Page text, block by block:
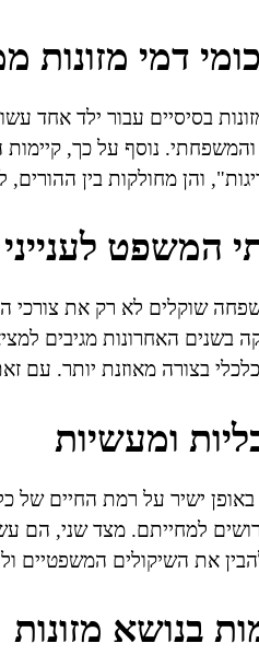
דמי מזונות
נוסף על כך, קיימות
והן מחולקות בין ההורים,
המשפט
שוקלים לא רק את צורכי
בשנים האחרונות מגיבים
בצורה מאוזנת יותר. עם
ומעשיות
ישיר על רמת החיים של
למחייתם. מצד שני, הם
את השיקולים
בנושא מזונות